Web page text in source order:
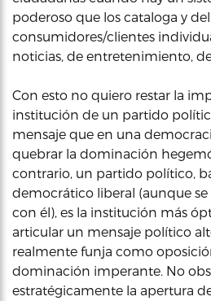
poderoso que los cataloga y
consumidores/clientes
noticias, de entretenimiento,
Con esto no quiero restar la
institución de un partido
mensaje que en una
quebrar la dominación
contrario, un partido político,
democrático liberal (aunque
con él), es la institución más
articular un mensaje político
realmente funja como
dominación imperante. No
estratégicamente la apertura